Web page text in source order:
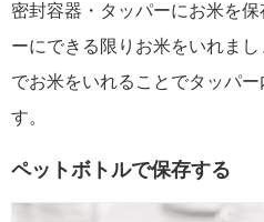
密封容器・タッパーにお米を
ーにできる限りお米をいれま
でお米をいれることでタッパ
す。
ペットボトルで保存する